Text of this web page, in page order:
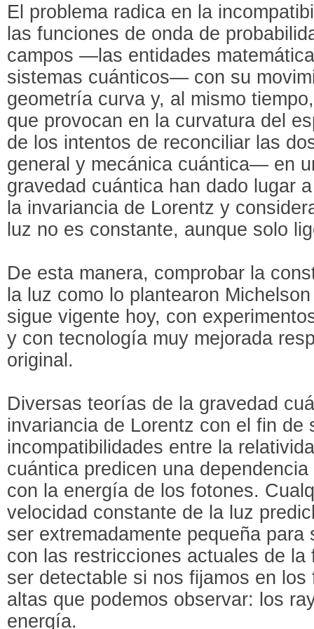
El problema radica en la
las funciones de onda de
campos —las entidades
sistemas cuánticos— con su
geometría curva y, al mismo
que provocan en la curvatura del
de los intentos de reconciliar las
general y mecánica cuántica— en
gravedad cuántica han dado lugar
la invariancia de Lorentz y
luz no es constante, aunque solo
De esta manera, comprobar la
la luz como lo plantearon
sigue vigente hoy, con
y con tecnología muy mejorada
original.
Diversas teorías de la gravedad
invariancia de Lorentz con el fin de
incompatibilidades entre la
cuántica predicen una
con la energía de los fotones.
velocidad constante de la luz
ser extremadamente pequeña
con las restricciones actuales de
ser detectable si nos fijamos en
altas que podemos observar: los
energía.